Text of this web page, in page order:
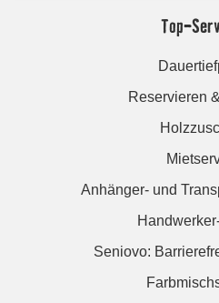
Top-
Reservieren
Anhänger- und
Seniovo: